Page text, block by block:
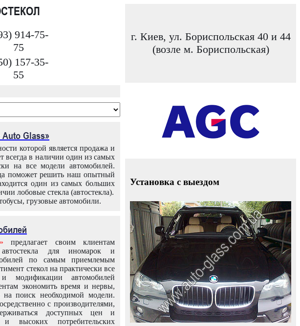
914-75-
75
157-35-
55
г. Киев, ул. Бориспольская 40 и 44
(возле м. Бориспольская)
Glass»
которой является продажа и
всегда в наличии один из самых
на все модели автомобилей.
поможет решить наш опытный
один из самых больших
лобовые стекла (автостекла).
грузовые автомобили.
предлагает своим клиентам
автостекла для иномарок и
по самым приемлемым
стекол на практически все
модификации автомобилей
экономить время и нервы,
на поиск необходимой модели.
с производителями,
доступных цен и
высоких потребительских
Установка с выездом